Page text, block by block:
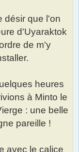
désir que l'on
d'Uyaraktok
de m'y
heures
à Minto le
: une belle
pareille !
avec le calice